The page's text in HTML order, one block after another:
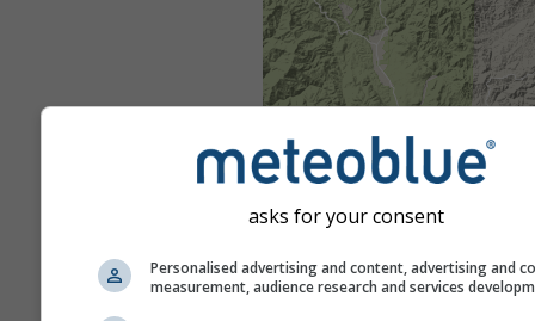
asks for your consent
Personalised advertising and content, advertising and
measurement, audience research and services